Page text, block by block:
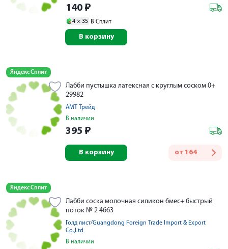
140 ₽
4 × 35 В Сплит
В корзину
Яндекс Сплит
Лабби пустышка латексная с круглым соском 0+
29982
АМТ Трейд
В наличии
395 ₽
от 164
В корзину
Яндекс Сплит
Лабби соска молочная силикон 6мес+ быстрый
поток № 2 4663
Голд лист/Guangdong Foreign Trade Import & Export
Co.,Ltd
В наличии